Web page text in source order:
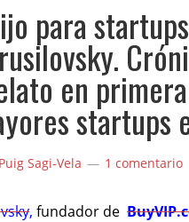
para
en
startups
Sagi-Vela 1 comentario
, fundador de